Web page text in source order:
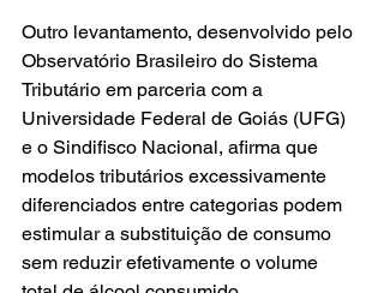
Outro levantamento, desenvolvido pelo
Observatório Brasileiro do Sistema
Tributário em parceria com a
Universidade Federal de Goiás (UFG)
e o Sindifisco Nacional, afirma que
modelos tributários excessivamente
diferenciados entre categorias podem
estimular a substituição de consumo
sem reduzir efetivamente o volume